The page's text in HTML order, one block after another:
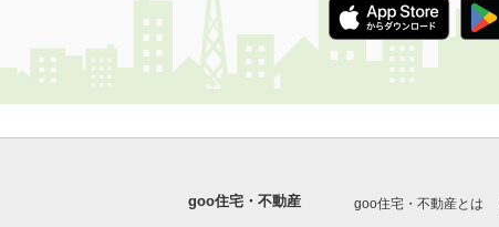
goo住宅・不動産 goo住宅・不動産とは